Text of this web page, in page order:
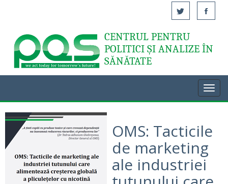
Acasă
CENTRUL PENTRU
POLITICI ȘI ANALIZE ÎN
SĂNĂTATE
OMS: Tacticile
de marketing
ale industriei